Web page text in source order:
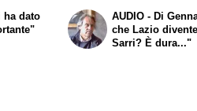
ha dato
AUDIO - Di
che Lazio
Sarri? È dura..."